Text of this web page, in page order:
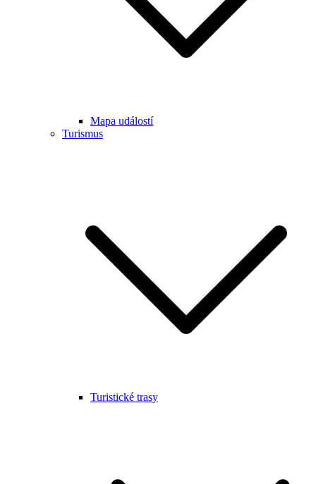
Mapa událostí
Turismus
Turistické trasy